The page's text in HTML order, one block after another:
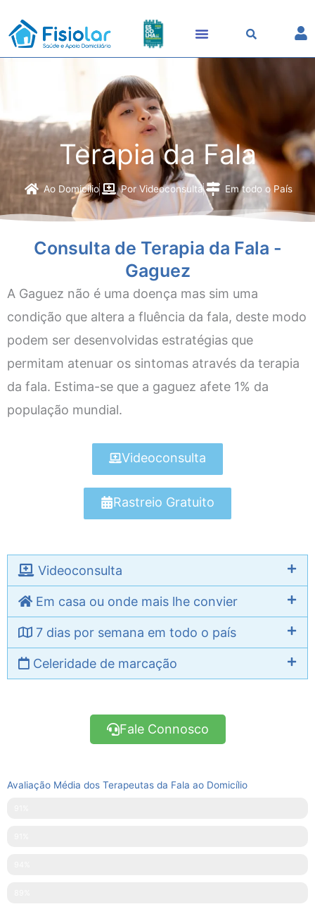
content
Terapia da Fala
Ao Domicílio Por Videoconsulta Em todo o País
Consulta de Terapia da Fala -
Gaguez
A Gaguez não é uma doença mas sim uma
condição que altera a fluência da fala, deste modo
podem ser desenvolvidas estratégias que
permitam atenuar os sintomas através da terapia
da fala. Estima-se que a gaguez afete 1% da
população mundial.
Videoconsulta
Rastreio Gratuito
Videoconsulta
Em casa ou onde mais lhe convier
7 dias por semana em todo o país
Celeridade de marcação
Fale Connosco
Avaliação Média dos Terapeutas da Fala ao Domicílio